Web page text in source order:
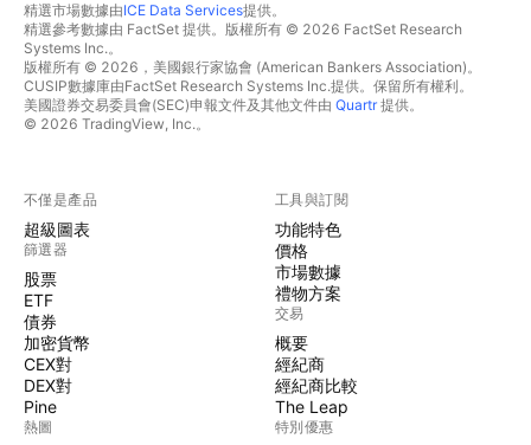
精選市場數據由ICE Data Services提供。
精選參考數據由 FactSet 提供。版權所有 © 2026 FactSet Research
Systems Inc.。
版權所有 © 2026，美國銀行家協會 (American Bankers Association)。
CUSIP數據庫由FactSet Research Systems Inc.提供。保留所有權利。
美國證券交易委員會(SEC)申報文件及其他文件由 Quartr提供。
© 2026 TradingView, Inc.。
不僅是產品
超級圖表
篩選器
股票
ETF
債券
加密貨幣
CEX對
DEX對
Pine
熱圖
工具與訂閱
功能特色
價格
市場數據
禮物方案
交易
概要
經紀商
經紀商比較
The Leap
特別優惠